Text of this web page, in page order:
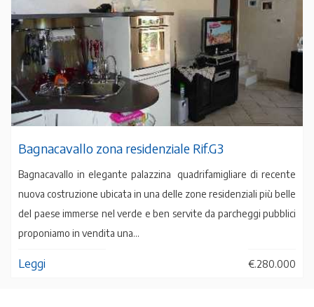
Bagnacavallo zona residenziale Rif.G3
Bagnacavallo in elegante palazzina quadrifamigliare di recente
nuova costruzione ubicata in una delle zone residenziali più belle
del paese immerse nel verde e ben servite da parcheggi pubblici
proponiamo in vendita una...
€.280.000
Leggi